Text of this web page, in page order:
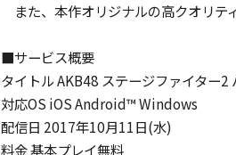
また、本作オリジナルの高クオリテ
■サービス概要
タイトル AKB48 ステージファイター2
対応OS iOS Android™ Windows
配信日 2017年10月11日(水)
料金 基本プレイ無料